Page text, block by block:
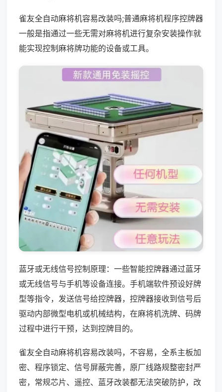
雀友全自动麻将机容易改装吗;普通麻将机程序控牌器
一般是指通过一些无需对麻将机进行复杂安装操作就
能实现控制麻将牌功能的设备或工具。
蓝牙或无线信号控制原理：一些智能控牌器通过蓝牙
或无线信号与手机等设备连接。手机端软件预设好牌
型等指令，发送信号给控牌器，控牌器接收到信号后
驱动内部微型电机或机械结构，在麻将机洗牌、码牌
过程中进行干预，达到控牌目的。
雀友全自动麻将机容易改装吗，不容易，全系主板加
密、程序锁定、信号屏蔽完善，原厂线路规整密封严
密，常规芯片、遥控、蓝牙改装都无法突破防护，改